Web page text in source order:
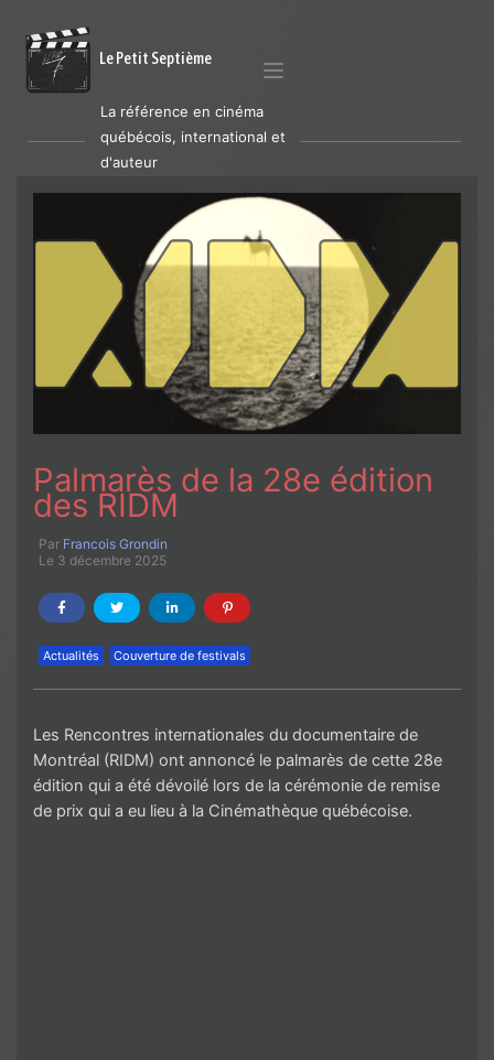
Le Petit Septième
La référence en cinéma
québécois, international et
d'auteur
Palmarès de la 28e édition
des RIDM
Par Francois Grondin
Le 3 décembre 2025
Actualités Couverture de festivals
Les Rencontres internationales du documentaire de
Montréal (RIDM) ont annoncé le palmarès de cette 28e
édition qui a été dévoilé lors de la cérémonie de remise
de prix qui a eu lieu à la Cinémathèque québécoise.